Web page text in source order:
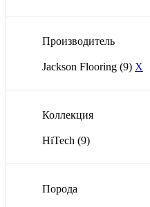
Производитель
Jackson Flooring (9) X
Коллекция
HiTech (9)
Порода